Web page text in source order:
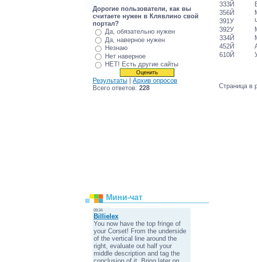
Дорогие пользователи, как вы
считаете нужен в Клявлино свой
портал?
Да, обязательно нужен
Да, наверное нужен
Незнаю
Нет наверное
НЕТ! Есть другие сайты
Результаты | Архив опросов
Всего ответов: 228
Мини-чат
333Й
356Й
391У
392У
334Й
452Й
610Й
Страница в